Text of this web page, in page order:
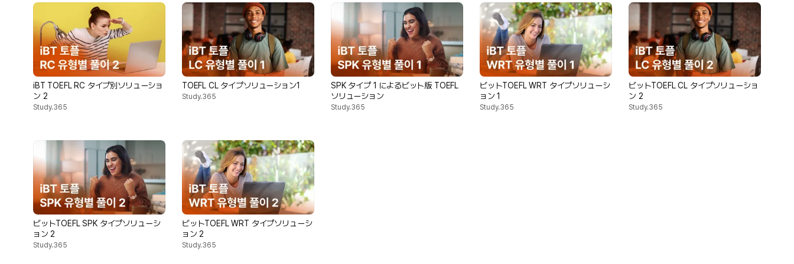
iBT TOEFL RC タイプ別ソリューショ
ン 2
Study.365
TOEFL CL タイプソリューション1
Study.365
SPK タイプ 1 によるビット版 TOEFL
ソリューション
Study.365
ビットTOEFL WRT タイプソリューシ
ョン 1
Study.365
ビットTOEFL CL タイプソリューショ
ン 2
Study.365
ビットTOEFL SPK タイプソリューシ
ョン 2
Study.365
ビットTOEFL WRT タイプソリューシ
ョン 2
Study.365